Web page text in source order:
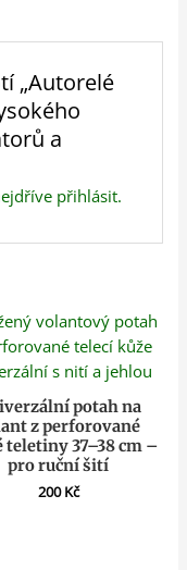
„Autorelé
a
přihlásit.
potah na
z perforované
teletiny 37–38 cm –
pro ruční šití
200Kč